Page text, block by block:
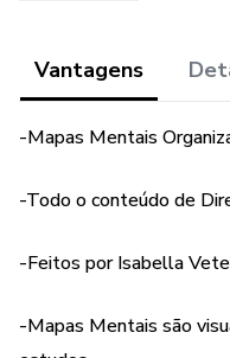
Pressupostos
Legitimidade
Interesse de agir
Partes e procuradores
Despesas, honorários e
Vantagens
-Mapas Mentais
-Todo o conteúdo de
-Feitos por Isabella
-Mapas Mentais são